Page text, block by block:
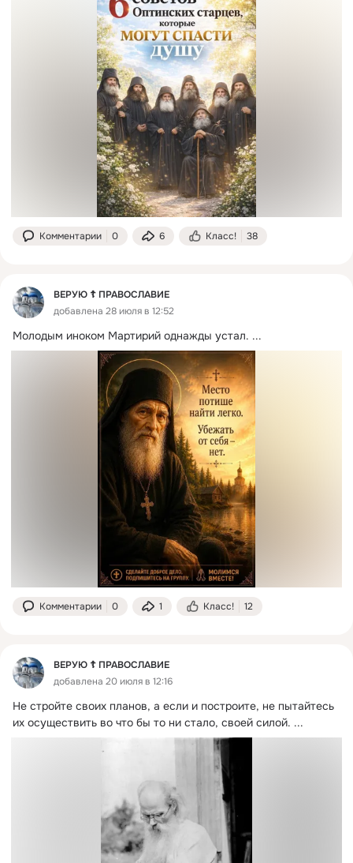
Комментарии 0 6 Класс! 38
ВЕРУЮ ☦️ ПРАВОСЛАВИЕ
добавлена 28 июля в 12:52
Молодым иноком Мартирий однажды устал. ...
Комментарии 0 1 Класс! 12
ВЕРУЮ ☦️ ПРАВОСЛАВИЕ
добавлена 20 июля в 12:16
Не стройте своих планов, а если и построите, не пытайтесь
их осуществить во что бы то ни стало, своей силой. ...